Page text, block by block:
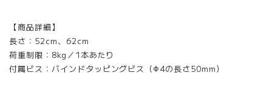
【商品詳細】
長さ：52cm、62cm
荷重制限：8kg／1本あたり
付属ビス：バインドタッピングビス（Φ4の長さ50mm）